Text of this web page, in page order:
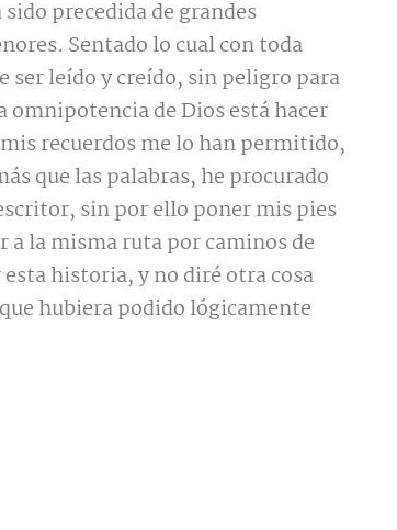
precedida de grandes
Sentado lo cual con toda
ser leído y creído, sin peligro para
omnipotencia de Dios está hacer
recuerdos me lo han permitido,
que las palabras, he procurado
sin por ello poner mis pies
a la misma ruta por caminos de
historia, y no diré otra cosa
hubiera podido lógicamente